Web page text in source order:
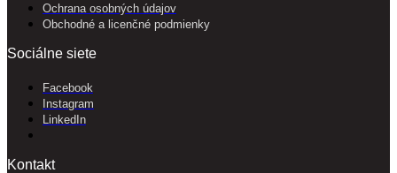
Ochrana osobných údajov
Obchodné a licenčné podmienky
Sociálne siete
Facebook
Instagram
LinkedIn
Kontakt